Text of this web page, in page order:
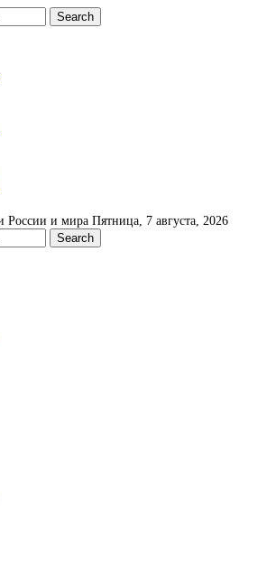
России и мира Пятница, 7 августа, 2026